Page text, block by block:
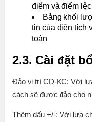
điểm và điểm
Bảng khối
tin của diện tích
toán
2.3. Cài đặt
Đảo vị trí CD-KC: Với
cách sẽ được đảo cho
Thêm dấu +/-: Với lựa